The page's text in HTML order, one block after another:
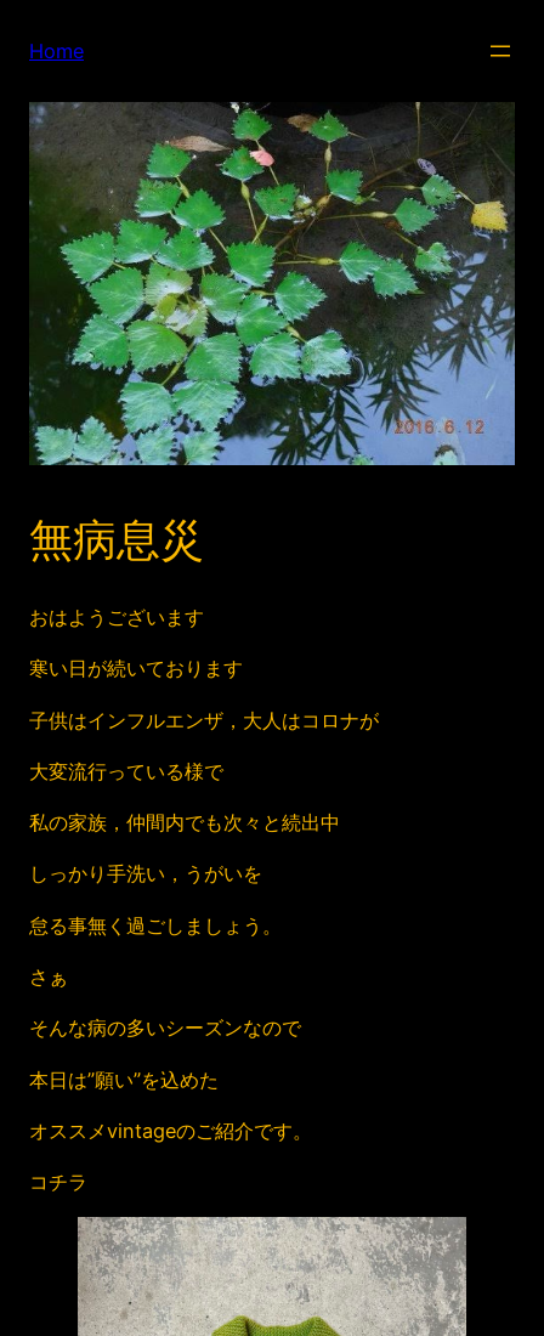
Home
無病息災
おはようございます
寒い日が続いております
子供はインフルエンザ，大人はコロナが
大変流行っている様で
私の家族，仲間内でも次々と続出中
しっかり手洗い，うがいを
怠る事無く過ごしましょう。
さぁ
そんな病の多いシーズンなので
本日は”願い”を込めた
オススメvintageのご紹介です。
コチラ